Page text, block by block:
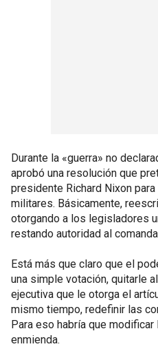
Durante la «guerra» no
aprobó una resolución que
presidente Richard Nixon
militares. Básicamente,
otorgando a los legisladores
restando autoridad al
Está más que claro que el
una simple votación, quitarle
ejecutiva que le otorga el
mismo tiempo, redefinir las
Para eso habría que
enmienda.